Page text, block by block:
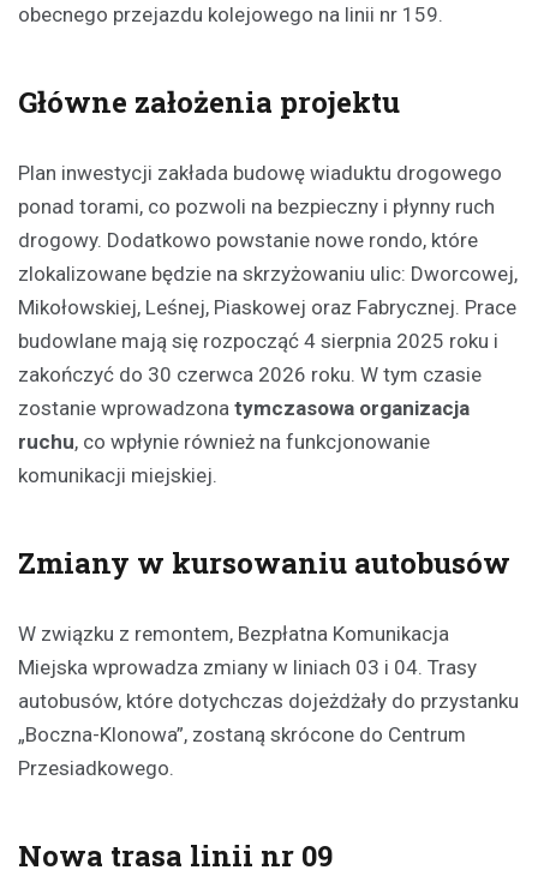
obecnego przejazdu kolejowego na linii nr 159.
Główne założenia projektu
Plan inwestycji zakłada budowę wiaduktu drogowego
ponad torami, co pozwoli na bezpieczny i płynny ruch
drogowy. Dodatkowo powstanie nowe rondo, które
zlokalizowane będzie na skrzyżowaniu ulic: Dworcowej,
Mikołowskiej, Leśnej, Piaskowej oraz Fabrycznej. Prace
budowlane mają się rozpocząć 4 sierpnia 2025 roku i
zakończyć do 30 czerwca 2026 roku. W tym czasie
zostanie wprowadzona tymczasowa organizacja
ruchu, co wpłynie również na funkcjonowanie
komunikacji miejskiej.
Zmiany w kursowaniu autobusów
W związku z remontem, Bezpłatna Komunikacja
Miejska wprowadza zmiany w liniach 03 i 04. Trasy
autobusów, które dotychczas dojeżdżały do przystanku
„Boczna-Klonowa”, zostaną skrócone do Centrum
Przesiadkowego.
Nowa trasa linii nr 09